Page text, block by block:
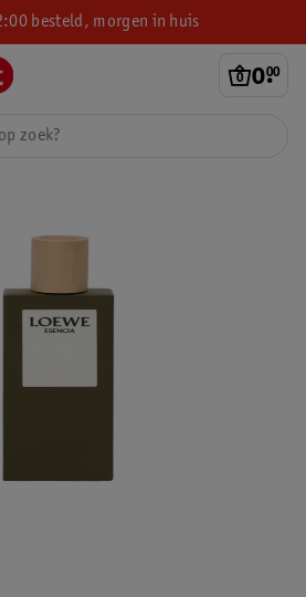
besteld, morgen in huis
0.
00